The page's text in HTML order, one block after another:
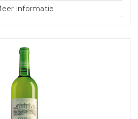
informatie